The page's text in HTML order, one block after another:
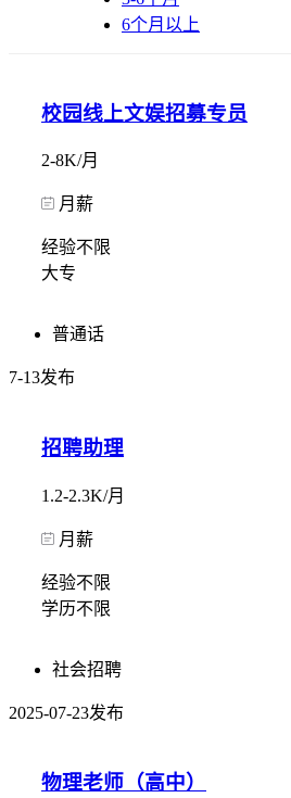
6个月以上
校园线上文娱招募专员
2-8K/月
月薪
经验不限
大专
普通话
7-13发布
招聘助理
1.2-2.3K/月
月薪
经验不限
学历不限
社会招聘
2025-07-23发布
物理老师（高中）